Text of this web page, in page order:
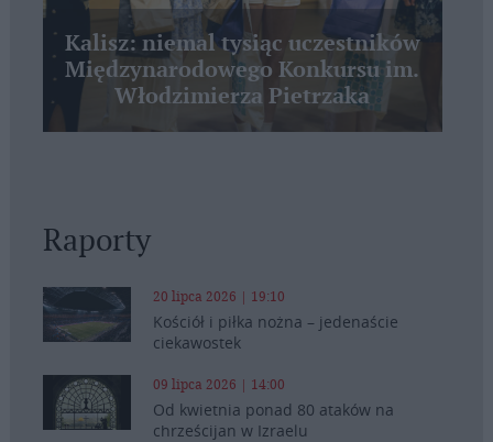
Kalisz: niemal tysiąc uczestników
Międzynarodowego Konkursu im.
Włodzimierza Pietrzaka
Raporty
20 lipca 2026 | 19:10
Kościół i piłka nożna – jedenaście
ciekawostek
09 lipca 2026 | 14:00
Od kwietnia ponad 80 ataków na
chrześcijan w Izraelu